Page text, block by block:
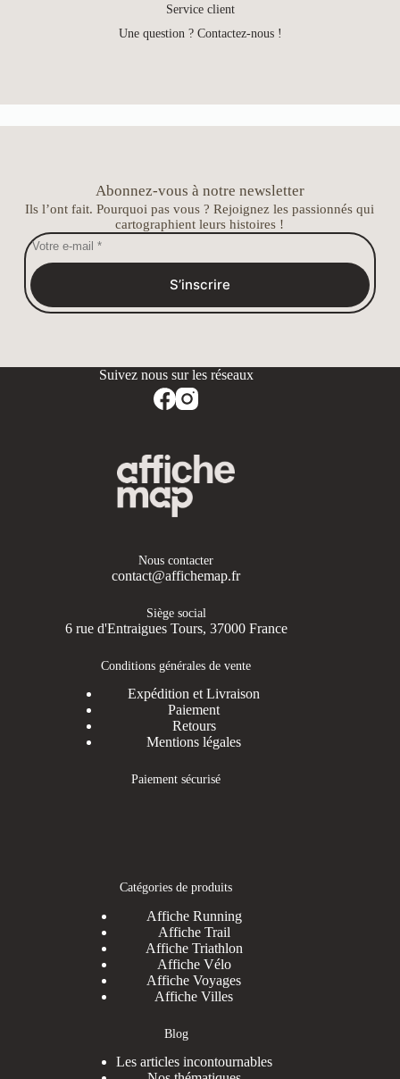
Service client
Une question ? Contactez-nous !
Abonnez-vous à notre newsletter
Ils l’ont fait. Pourquoi pas vous ? Rejoignez les passionnés qui
cartographient leurs histoires !
S’inscrire
Nous contacter
contact@affichemap.fr
Siège social
6 rue d'Entraigues Tours, 37000 France
Conditions générales de vente
Expédition et Livraison
Paiement
Retours
Mentions légales
Paiement sécurisé
Catégories de produits
Affiche Running
Affiche Trail
Affiche Triathlon
Affiche Vélo
Affiche Voyages
Affiche Villes
Blog
Les articles incontournables